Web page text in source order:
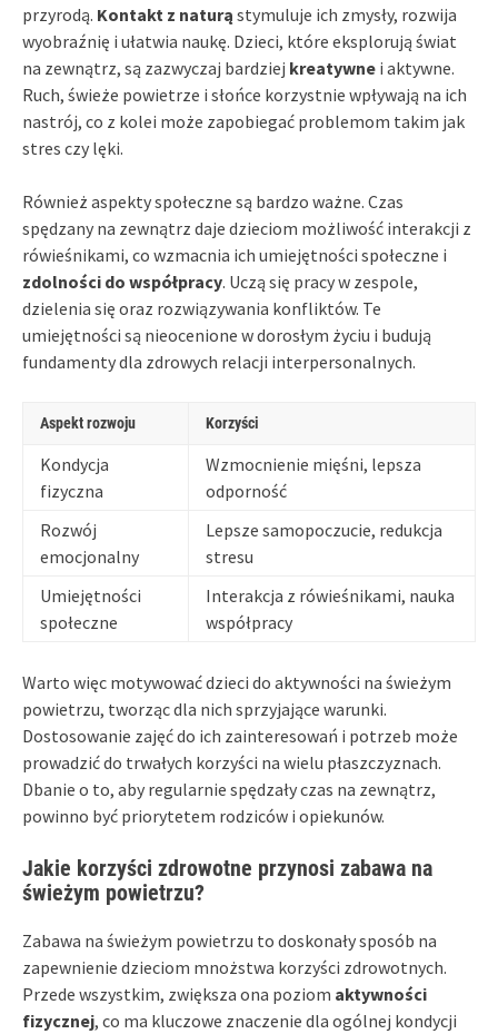
przyrodą. Kontakt z naturą stymuluje ich zmysły, rozwija
wyobraźnię i ułatwia naukę. Dzieci, które eksplorują świat
na zewnątrz, są zazwyczaj bardziej kreatywne i aktywne.
Ruch, świeże powietrze i słońce korzystnie wpływają na ich
nastrój, co z kolei może zapobiegać problemom takim jak
stres czy lęki.
Również aspekty społeczne są bardzo ważne. Czas
spędzany na zewnątrz daje dzieciom możliwość interakcji z
rówieśnikami, co wzmacnia ich umiejętności społeczne i
zdolności do współpracy. Uczą się pracy w zespole,
dzielenia się oraz rozwiązywania konfliktów. Te
umiejętności są nieocenione w dorosłym życiu i budują
fundamenty dla zdrowych relacji interpersonalnych.
Aspekt rozwoju Korzyści
Kondycja
fizyczna
Wzmocnienie mięśni, lepsza
odporność
Rozwój
emocjonalny
Lepsze samopoczucie, redukcja
stresu
Umiejętności
społeczne
Interakcja z rówieśnikami, nauka
współpracy
Warto więc motywować dzieci do aktywności na świeżym
powietrzu, tworząc dla nich sprzyjające warunki.
Dostosowanie zajęć do ich zainteresowań i potrzeb może
prowadzić do trwałych korzyści na wielu płaszczyznach.
Dbanie o to, aby regularnie spędzały czas na zewnątrz,
powinno być priorytetem rodziców i opiekunów.
Jakie korzyści zdrowotne przynosi zabawa na
świeżym powietrzu?
Zabawa na świeżym powietrzu to doskonały sposób na
zapewnienie dzieciom mnożstwa korzyści zdrowotnych.
Przede wszystkim, zwiększa ona poziom aktywności
fizycznej, co ma kluczowe znaczenie dla ogólnej kondycji